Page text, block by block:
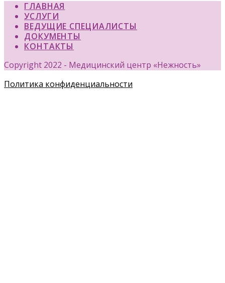
ГЛАВНАЯ
УСЛУГИ
ВЕДУЩИЕ СПЕЦИАЛИСТЫ
ДОКУМЕНТЫ
КОНТАКТЫ
Copyright 2022 - Медицинский центр «Нежность»
Политика конфиденциальности